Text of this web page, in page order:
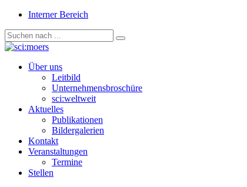
Interner Bereich
Über uns
Leitbild
Unternehmensbroschüre
sci:weltweit
Aktuelles
Publikationen
Bildergalerien
Kontakt
Veranstaltungen
Termine
Stellen